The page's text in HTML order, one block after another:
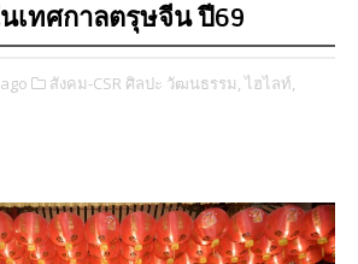
เทศกาลตรุษจีน ปี69
สังคม-CSR ศิลปะ วัฒนธรรม, ไฮไลท์,